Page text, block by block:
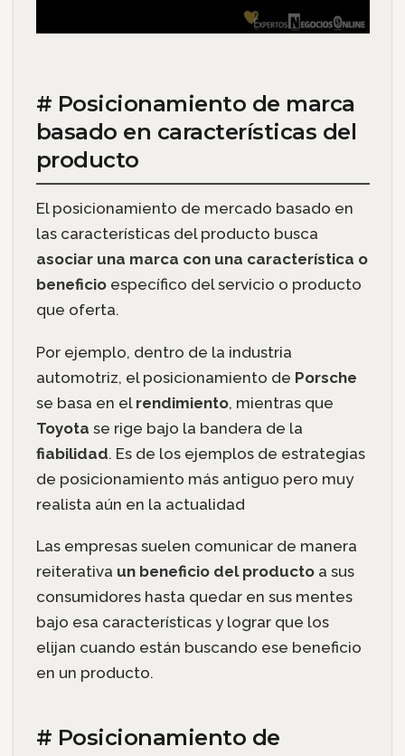
# Posicionamiento de marca
basado en características del
producto
El posicionamiento de mercado basado en
las características del producto busca
asociar una marca con una característica o
beneficio específico del servicio o producto
que oferta.
Por ejemplo, dentro de la industria
automotriz, el posicionamiento de Porsche
se basa en el rendimiento, mientras que
Toyota se rige bajo la bandera de la
fiabilidad. Es de los ejemplos de estrategias
de posicionamiento más antiguo pero muy
realista aún en la actualidad
Las empresas suelen comunicar de manera
reiterativa un beneficio del producto a sus
consumidores hasta quedar en sus mentes
bajo esa características y lograr que los
elijan cuando están buscando ese beneficio
en un producto.
# Posicionamiento de